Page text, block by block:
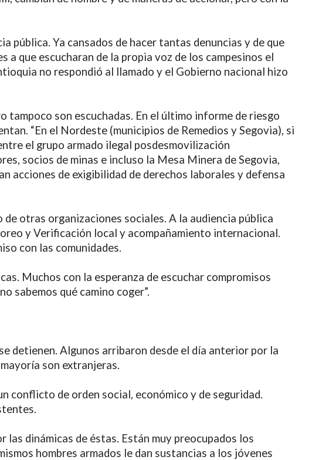
pública. Ya cansados de hacer tantas denuncias y de que
que escucharan de la propia voz de los campesinos el
no respondió al llamado y el Gobierno nacional hizo
tampoco son escuchadas. En el último informe de riesgo
“En el Nordeste (municipios de Remedios y Segovia), si
el grupo armado ilegal posdesmovilización
socios de minas e incluso la Mesa Minera de Segovia,
acciones de exigibilidad de derechos laborales y defensa
otras organizaciones sociales. A la audiencia pública
y Verificación local y acompañamiento internacional.
con las comunidades.
Muchos con la esperanza de escuchar compromisos
sabemos qué camino coger”.
detienen. Algunos arribaron desde el día anterior por la
son extranjeras.
conflicto de orden social, económico y de seguridad.
dinámicas de éstas. Están muy preocupados los
hombres armados le dan sustancias a los jóvenes